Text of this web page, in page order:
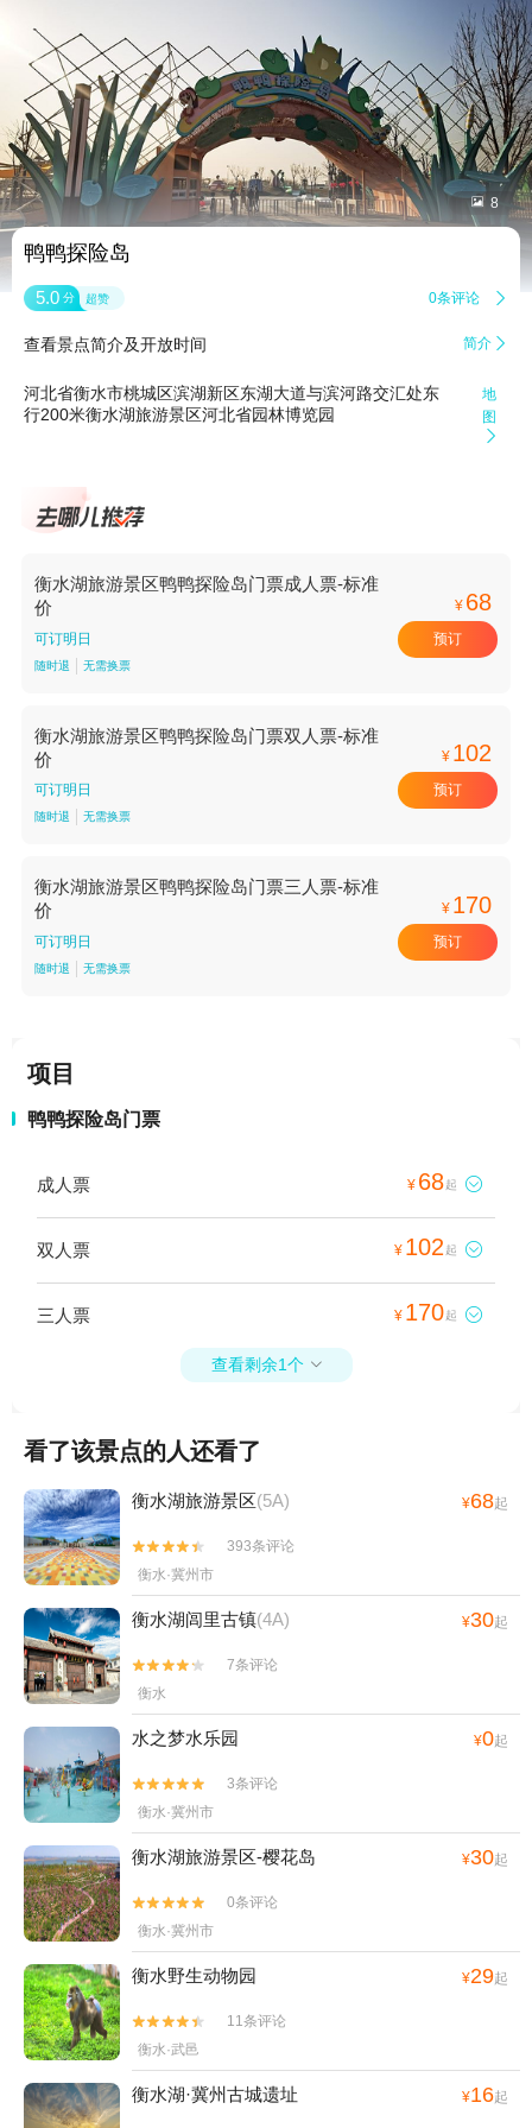
 8
鸭鸭探险岛
5.0 分 超赞 0条评论 
查看景点简介及开放时间 简介 
河北省衡水市桃城区滨湖新区东湖大道与滨河路交汇处东
行200米衡水湖旅游景区河北省园林博览园
地
图

衡水湖旅游景区鸭鸭探险岛门票成人票-标准
价
可订明日
随时退 无需换票
¥ 68
预订
衡水湖旅游景区鸭鸭探险岛门票双人票-标准
价
可订明日
随时退 无需换票
¥ 102
预订
衡水湖旅游景区鸭鸭探险岛门票三人票-标准
价
可订明日
随时退 无需换票
¥ 170
预订
项目
鸭鸭探险岛门票
成人票 ¥ 68起 
双人票 ¥ 102 起 
三人票 ¥ 170起 
查看剩余1个 
看了该景点的人还看了
衡水湖旅游景区(5A) ¥68起


393条评论
衡水·冀州市
衡水湖闾里古镇(4A) ¥30起


7条评论
衡水
水之梦水乐园 ¥0起


3条评论
衡水·冀州市
衡水湖旅游景区-樱花岛 ¥30起


0条评论
衡水·冀州市
衡水野生动物园 ¥29起


11条评论
衡水·武邑
衡水湖·冀州古城遗址 ¥16起
